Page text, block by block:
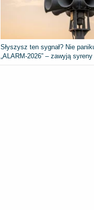
Słyszysz ten sygnał? Nie
„ALARM-2026” – zawyją syreny